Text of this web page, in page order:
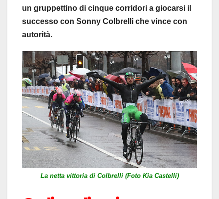
un gruppettino di cinque corridori a giocarsi il
successo con Sonny Colbrelli che vince con
autorità.
La netta vittoria di Colbrelli (Foto Kia Castelli)